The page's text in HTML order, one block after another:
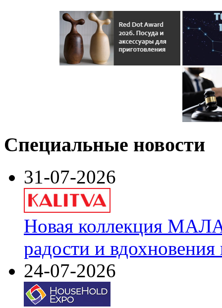
Специальные новости
31-07-2026
Новая коллекция
радости и
24-07-2026